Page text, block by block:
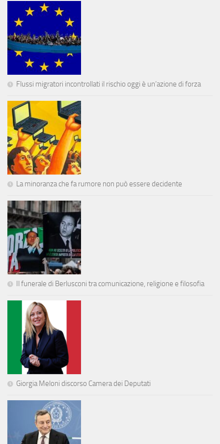
Flussi migratori incontrollati il rischio oggi è un’azione di forza
La minoranza che fa rumore non può essere decidente
Il funerale di Berlusconi tra comunicazione, religione e filosofia
Giorgia Meloni discorso Camera dei Deputati